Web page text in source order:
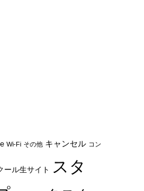
Wi-Fi その他 キャンセル コン
ール生サイト
スタ